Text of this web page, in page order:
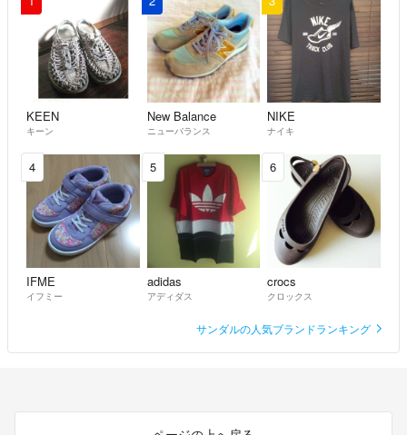
KEEN
キーン
New Balance
ニューバランス
NIKE
ナイキ
4
IFME
イフミー
5
adidas
アディダス
6
crocs
クロックス
サンダルの人気ブランドランキング